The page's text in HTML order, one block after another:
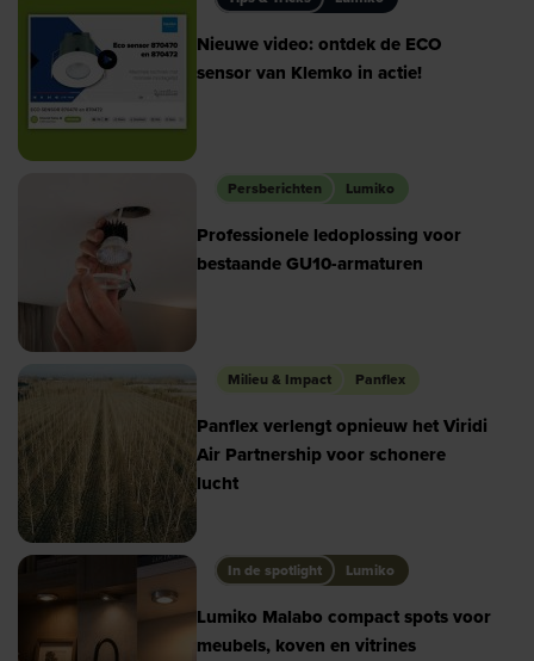
Nieuwe video: ontdek de ECO
sensor van Klemko in actie!
Persberichten Lumiko
Professionele ledoplossing voor
bestaande GU10-armaturen
Milieu & Impact Panflex
Panflex verlengt opnieuw het Viridi
Air Partnership voor schonere
lucht
In de spotlight Lumiko
Lumiko Malabo compact spots voor
meubels, koven en vitrines